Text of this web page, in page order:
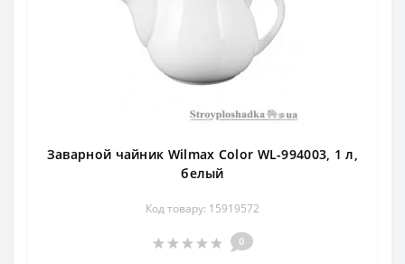
Заварной чайник Wilmax Color WL-994003, 1 л,
белый
Код товару: 15919572
0